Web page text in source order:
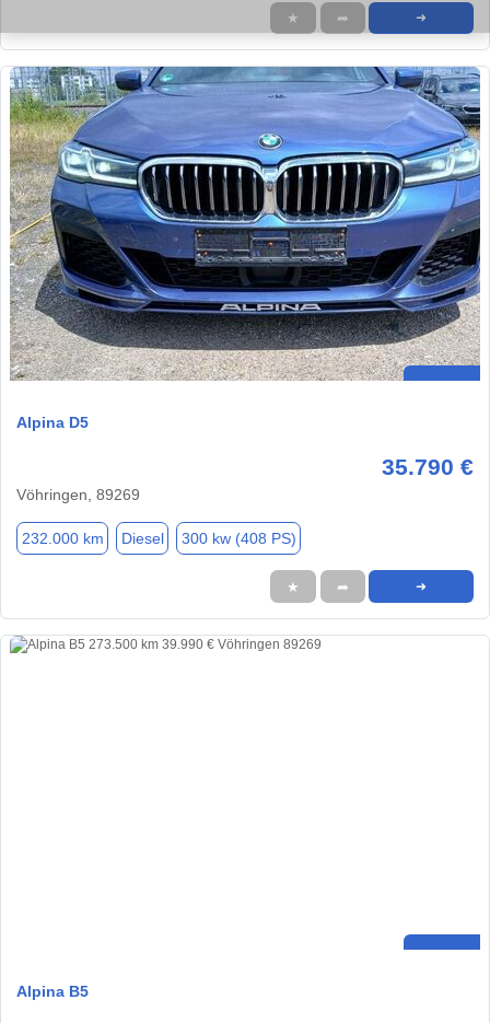
★ ➦ ➜
Alpina D5
35.790 €
Vöhringen, 89269
232.000 km Diesel 300 kw (408 PS)
★ ➦ ➜
Alpina B5